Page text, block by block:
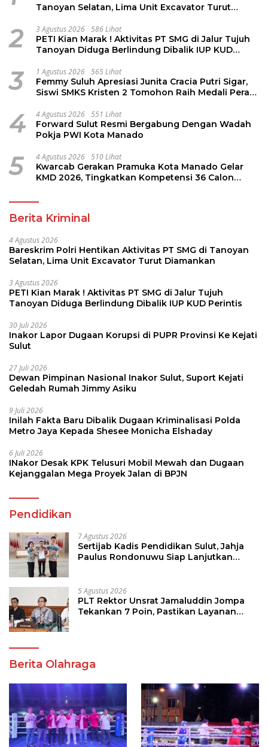
Tanoyan Selatan, Lima Unit Excavator Turut
2 3 Agustus 2026 586 Lihat
PETI Kian Marak ! Aktivitas PT SMG di Jalur Tujuh
Tanoyan Diduga Berlindung Dibalik IUP KUD
3 1 Agustus 2026 565 Lihat
Femmy Suluh Apresiasi Junita Cracia Putri Sigar,
Siswi SMKS Kristen 2 Tomohon Raih Medali Perak
4 4 Agustus 2026 551 Lihat
Forward Sulut Resmi Bergabung Dengan Wadah
Pokja PWI Kota Manado
5 4 Agustus 2026 510 Lihat
Kwarcab Gerakan Pramuka Kota Manado Gelar
KMD 2026, Tingkatkan Kompetensi 36 Calon
Berita Kriminal
4 Agustus 2026
Bareskrim Polri Hentikan Aktivitas PT SMG di Tanoyan
Selatan, Lima Unit Excavator Turut Diamankan
3 Agustus 2026
PETI Kian Marak ! Aktivitas PT SMG di Jalur Tujuh
Tanoyan Diduga Berlindung Dibalik IUP KUD Perintis
30 Juli 2026
Inakor Lapor Dugaan Korupsi di PUPR Provinsi Ke Kejati
Sulut
27 Juli 2026
Dewan Pimpinan Nasional Inakor Sulut, Suport Kejati
Geledah Rumah Jimmy Asiku
9 Juli 2026
Inilah Fakta Baru Dibalik Dugaan Kriminalisasi Polda
Metro Jaya Kepada Shesee Monicha Elshaday
6 Juli 2026
INakor Desak KPK Telusuri Mobil Mewah dan Dugaan
Kejanggalan Mega Proyek Jalan di BPJN
Pendidikan
7 Agustus 2026
Sertijab Kadis Pendidikan Sulut, Jahja
Paulus Rondonuwu Siap Lanjutkan
5 Agustus 2026
PLT Rektor Unsrat Jamaluddin Jompa
Tekankan 7 Poin, Pastikan Layanan
Berita Olahraga